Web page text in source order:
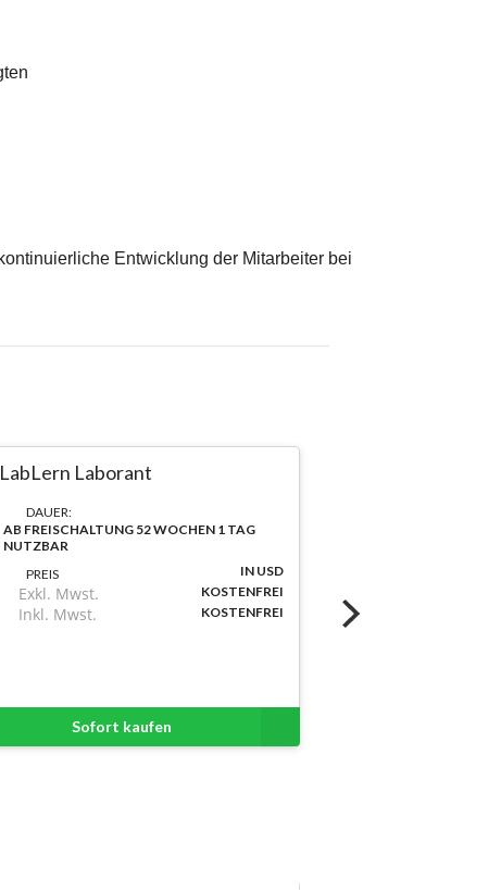
LabLern Laborant
DAUER:
AB FREISCHALTUNG 52 WOCHEN 1 TAG
NUTZBAR
PREIS
IN USD
Exkl. Mwst. KOSTENFREI
Inkl. Mwst. KOSTENFREI
Sofort kaufen